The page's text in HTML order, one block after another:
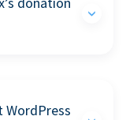
WordPress